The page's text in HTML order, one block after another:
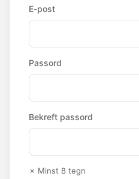
E-post
Passord
Bekreft passord
✗ Minst 8 tegn